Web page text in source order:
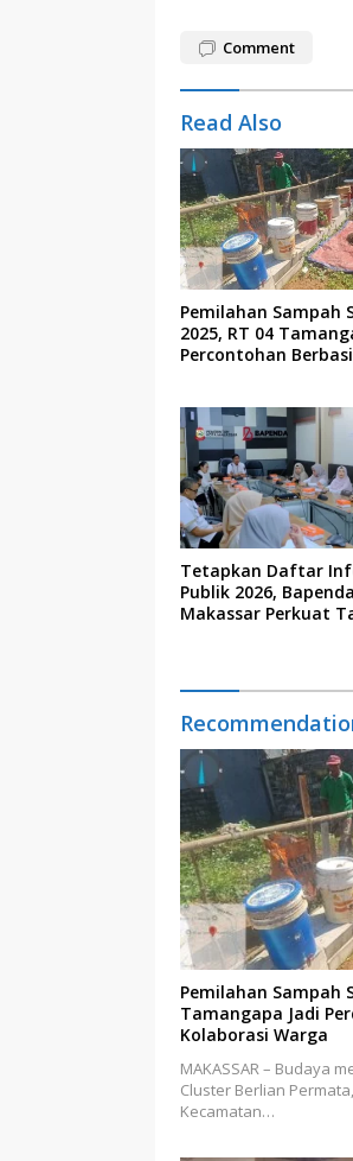
Comment
Read Also
Pemilahan Sampah
2025, RT 04
Percontohan
Tetapkan Daftar
Publik 2026, Bapenda
Makassar Perkuat
Pemilahan Sampah
Tamangapa Jadi
Kolaborasi Warga
MAKASSAR – Budaya
Cluster Berlian
Kecamatan…